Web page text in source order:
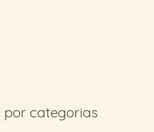
categorias